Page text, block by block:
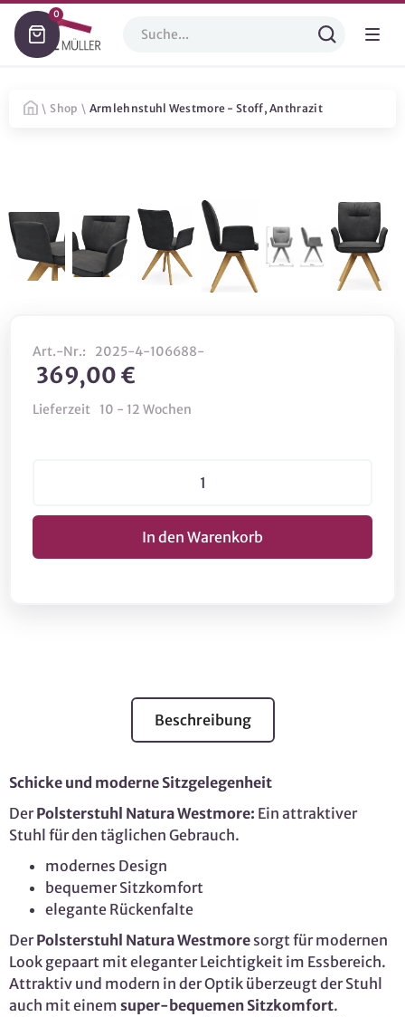
0
\ Shop \ Armlehnstuhl Westmore - Stoff, Anthrazit
Art.-Nr.: 2025-4-106688-
369,00 €
Lieferzeit 10 - 12 Wochen
Beschreibung
Schicke und moderne Sitzgelegenheit
DerPolsterstuhl Natura Westmore: Ein attraktiver
Stuhl für den täglichen Gebrauch.
modernes Design
bequemer Sitzkomfort
elegante Rückenfalte
DerPolsterstuhl Natura Westmore sorgt für modernen
Look gepaart mit eleganter Leichtigkeit im Essbereich.
Attraktiv und modern in der Optik überzeugt der Stuhl
auch mit einem super-bequemen Sitzkomfort.